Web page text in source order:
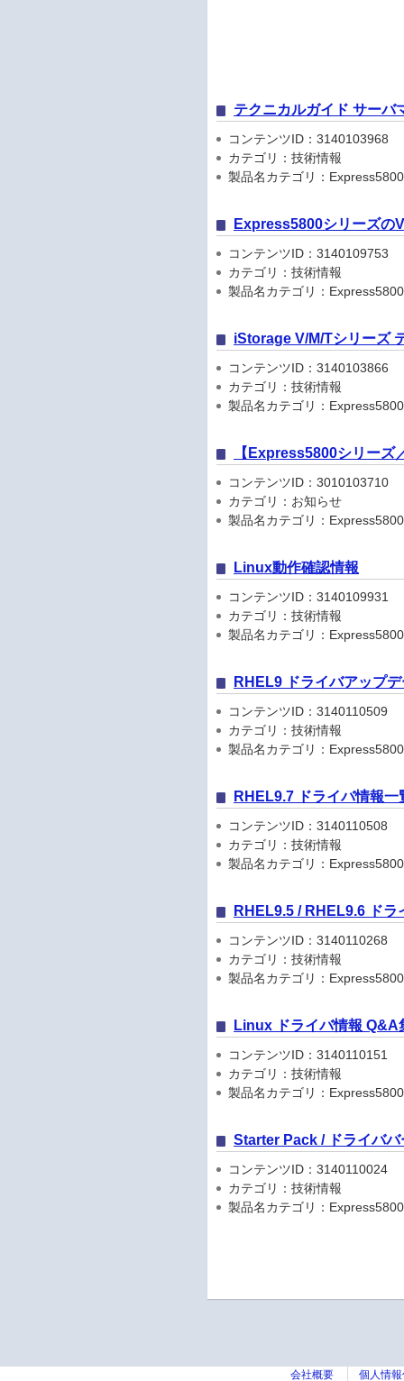
テクニカルガイド サーバ
コンテンツID：3140103968
カテゴリ：技術情報
製品名カテゴリ：
Express5800シリーズの
コンテンツID：3140109753
カテゴリ：技術情報
製品名カテゴリ：
iStorage V/M/Tシリーズ
コンテンツID：3140103866
カテゴリ：技術情報
製品名カテゴリ：
【Express5800シリー
コンテンツID：3010103710
カテゴリ：お知らせ
製品名カテゴリ：
Linux動作確認情報
コンテンツID：3140109931
カテゴリ：技術情報
製品名カテゴリ：
RHEL9 ドライバアップ
コンテンツID：3140110509
カテゴリ：技術情報
製品名カテゴリ：
RHEL9.7 ドライバ情報一
コンテンツID：3140110508
カテゴリ：技術情報
製品名カテゴリ：
RHEL9.5 / RHEL9.6 ドラ
コンテンツID：3140110268
カテゴリ：技術情報
製品名カテゴリ：
Linux ドライバ情報 Q&A
コンテンツID：3140110151
カテゴリ：技術情報
製品名カテゴリ：
Starter Pack / ドライババ
コンテンツID：3140110024
カテゴリ：技術情報
製品名カテゴリ：
会社概要 個人情